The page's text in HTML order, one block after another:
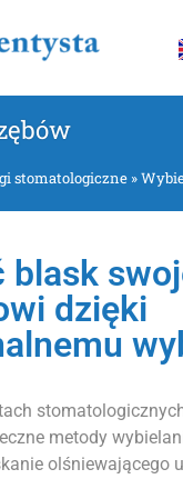
stomatologiczne »
blask
dzięki
metody
olśniewającego